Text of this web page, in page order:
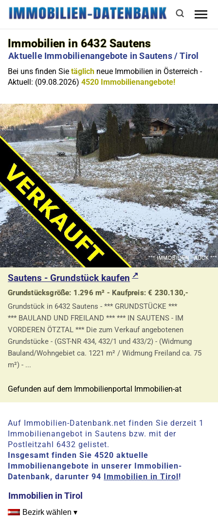
Immobilien in 6432 Sautens
Aktuelle Immobilienangebote in Sautens / Tirol
Bei uns finden Sietäglich neue Immobilien in Österreich -
Aktuell: (09.08.2026)4520 Immobilienangebote!
Sautens - Grundstück kaufen
Grundstücksgröße: 1.296 m² - Kaufpreis: € 230.130,-
Grundstück in 6432 Sautens - *** GRUNDSTÜCKE ***
*** BAULAND UND FREILAND *** *** IN SAUTENS - IM
VORDEREN ÖTZTAL *** Die zum Verkauf angebotenen
Grundstücke - (GST-NR 434, 432/1 und 433/2) - (Widmung
Bauland/Wohngebiet ca. 1221 m² / Widmung Freiland ca. 75
m²) - ...
Gefunden auf dem Immobilienportal Immobilien-at
Auf Immobilien-Datenbank.net finden Sie derzeit 1
Immobilienangebot in Sautens bzw. mit der
Postleitzahl 6432 gelistet.
Insgesamt finden Sie 4520 aktuelle
Immobilienangebote in unserer Immobilien-
Datenbank, darunter 94
Immobilien in Tirol !
Immobilien in Tirol
Bezirk wählen ▾